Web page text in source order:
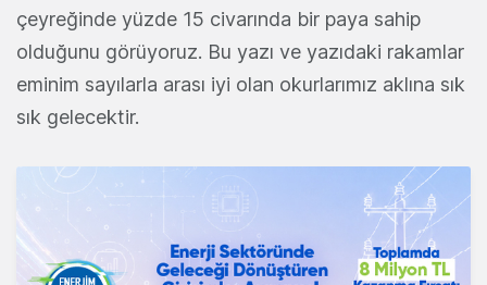
çeyreğinde yüzde 15 civarında bir paya sahip
olduğunu görüyoruz. Bu yazı ve yazıdaki rakamlar
eminim sayılarla arası iyi olan okurlarımız aklına sık
sık gelecektir.